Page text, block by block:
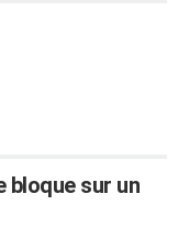
bloque sur un